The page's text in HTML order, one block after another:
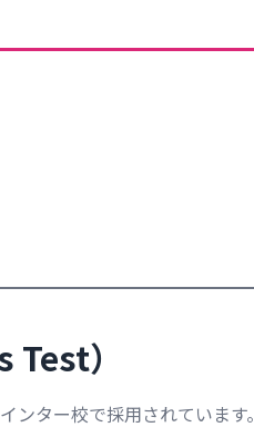
）
ンター校で採用されています。